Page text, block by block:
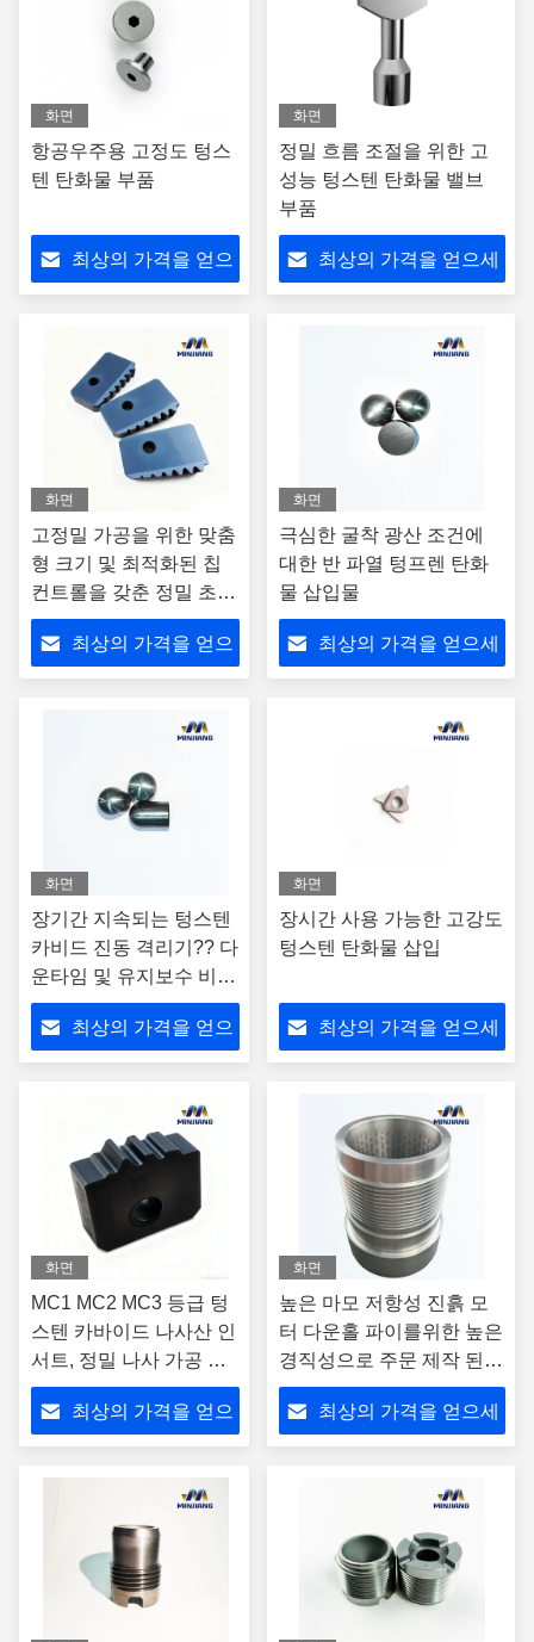
화면
항공우주용 고정도 텅스
텐 탄화물 부품
최상의 가격을 얻으
화면
정밀 흐름 조절을 위한 고
성능 텅스텐 탄화물 밸브
부품
최상의 가격을 얻으세
화면
고정밀 가공을 위한 맞춤
형 크기 및 최적화된 칩
컨트롤을 갖춘 정밀 초경
나사산 인서트
최상의 가격을 얻으
화면
극심한 굴착 광산 조건에
대한 반 파열 텅프렌 탄화
물 삽입물
최상의 가격을 얻으세
화면
장기간 지속되는 텅스텐
카비드 진동 격리기?? 다
운타임 및 유지보수 비용
을 줄여
최상의 가격을 얻으
화면
장시간 사용 가능한 고강도
텅스텐 탄화물 삽입
최상의 가격을 얻으세
화면
MC1 MC2 MC3 등급 텅
스텐 카바이드 나사산 인
서트, 정밀 나사 가공 및
오래 지속되는 성능
최상의 가격을 얻으
화면
높은 마모 저항성 진흙 모
터 다운홀 파이를위한 높은
경직성으로 주문 제작 된
텅스텐 탄화물 베어링
최상의 가격을 얻으세